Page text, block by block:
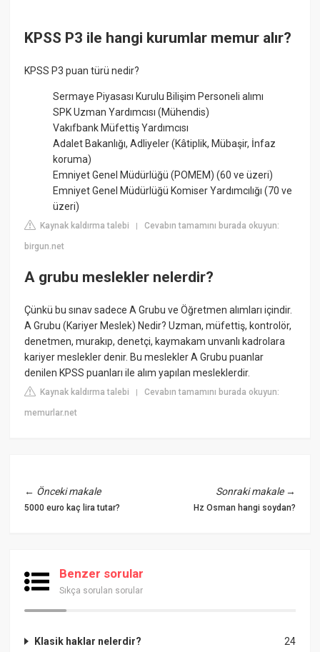
KPSS P3 ile hangi kurumlar memur alır?
KPSS P3 puan türü nedir?
Sermaye Piyasası Kurulu Bilişim Personeli alımı
SPK Uzman Yardımcısı (Mühendis)
Vakıfbank Müfettiş Yardımcısı
Adalet Bakanlığı, Adliyeler (Kâtiplik, Mübaşir, İnfaz
koruma)
Emniyet Genel Müdürlüğü (POMEM) (60 ve üzeri)
Emniyet Genel Müdürlüğü Komiser Yardımcılığı (70 ve
üzeri)
Kaynak kaldırma talebi |Cevabın tamamını burada okuyun:
birgun.net
A grubu meslekler nelerdir?
Çünkü bu sınav sadece A Grubu ve Öğretmen alımları içindir.
A Grubu (Kariyer Meslek) Nedir? Uzman, müfettiş, kontrolör,
denetmen, murakıp, denetçi, kaymakam unvanlı kadrolara
kariyer meslekler denir. Bu meslekler A Grubu puanlar
denilen KPSS puanları ile alım yapılan mesleklerdir.
Kaynak kaldırma talebi |Cevabın tamamını burada okuyun:
memurlar.net
← Önceki makale
5000 euro kaç lira tutar?
Sonraki makale→
Hz Osman hangi soydan?
Benzer sorular
Sıkça sorulan sorular
24
Klasik haklar nelerdir?